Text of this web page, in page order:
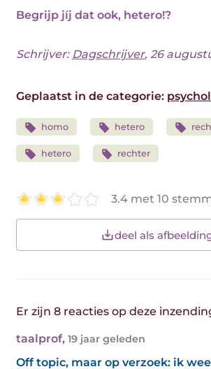
Begrijp jíj dat ook, hetero!?
Schrijver: Dagschrijver, 26
Geplaatst in de categorie:
homo hetero
hetero rechter
3.4 met 10
deel als
Er zijn 8 reacties op deze
taalprof, 19 jaar geleden
Off topic, maar op verzoek: ik